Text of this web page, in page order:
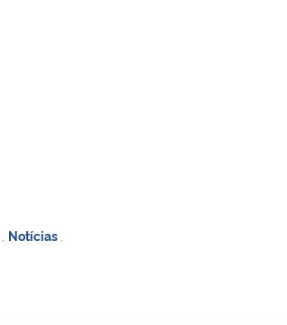
Notícias